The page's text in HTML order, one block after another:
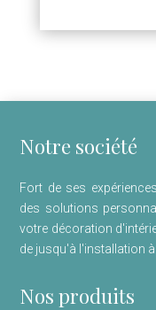
Notre société
Fort de ses
des solutions
votre décoration
de jusqu'à l'installation
Nos produits